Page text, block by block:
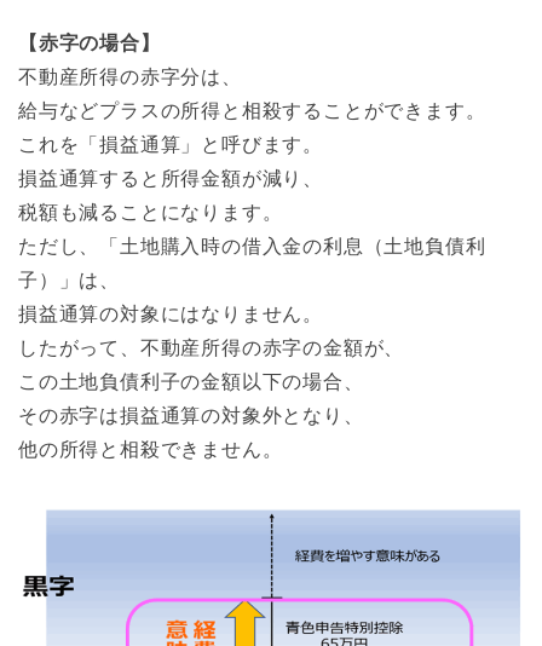
【赤字の場合】
不動産所得の赤字分は、
給与などプラスの所得と相殺することができます。
これを「損益通算」と呼びます。
損益通算すると所得金額が減り、
税額も減ることになります。
ただし、「土地購入時の借入金の利息（土地負債利
子）」は、
損益通算の対象にはなりません。
したがって、不動産所得の赤字の金額が、
この土地負債利子の金額以下の場合、
その赤字は損益通算の対象外となり、
他の所得と相殺できません。